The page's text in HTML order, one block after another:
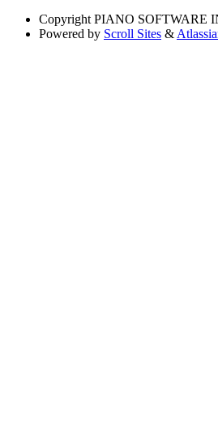
Copyright PIANO SOFTWARE
Powered by Scroll Sites &